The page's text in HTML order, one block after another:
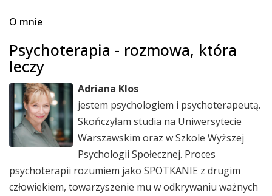
O mnie
Psychoterapia - rozmowa, która
leczy
Adriana Klos
jestem psychologiem i psychoterapeutą.
Skończyłam studia na Uniwersytecie
Warszawskim oraz w Szkole Wyższej
Psychologii Społecznej. Proces
psychoterapii rozumiem jako SPOTKANIE z drugim
człowiekiem, towarzyszenie mu w odkrywaniu ważnych